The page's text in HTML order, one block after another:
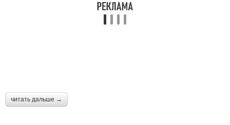
читать дальше →